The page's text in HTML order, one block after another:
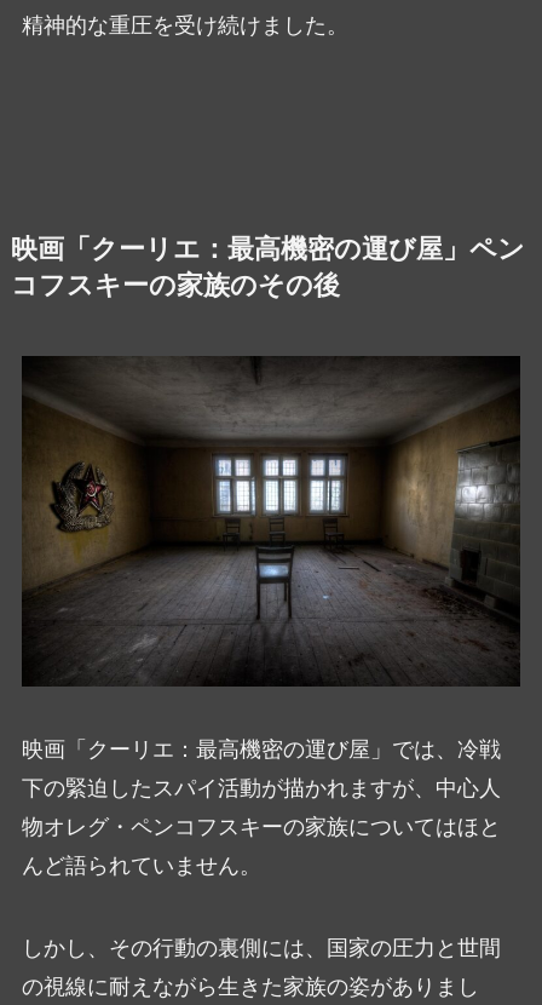
精神的な重圧を受け続けました。
映画「クーリエ：最高機密の運び屋」ペン
コフスキーの家族のその後
映画「クーリエ：最高機密の運び屋」では、冷戦
下の緊迫したスパイ活動が描かれますが、中心人
物オレグ・ペンコフスキーの家族についてはほと
んど語られていません。
しかし、その行動の裏側には、国家の圧力と世間
の視線に耐えながら生きた家族の姿がありまし